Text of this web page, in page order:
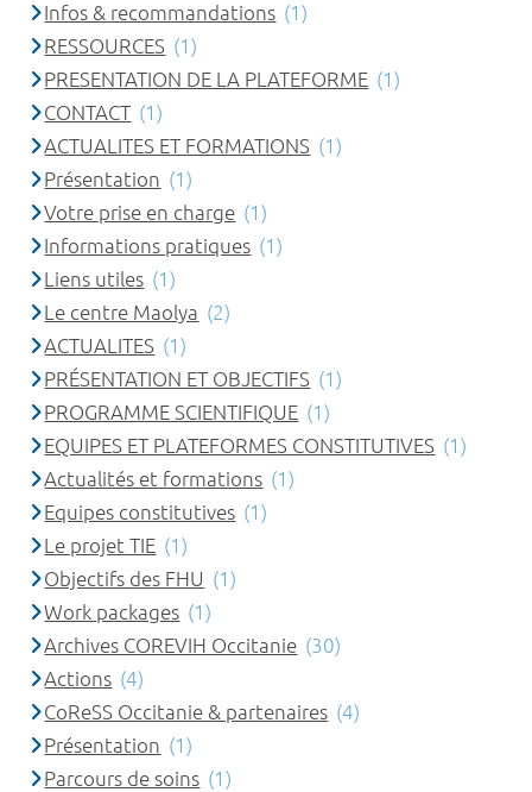
Infos & recommandations (1)
RESSOURCES (1)
PRESENTATION DE LA PLATEFORME (1)
CONTACT (1)
ACTUALITES ET FORMATIONS (1)
Présentation (1)
Votre prise en charge (1)
Informations pratiques (1)
Liens utiles (1)
Le centre Maolya (2)
ACTUALITES (1)
PRÉSENTATION ET OBJECTIFS (1)
PROGRAMME SCIENTIFIQUE (1)
EQUIPES ET PLATEFORMES CONSTITUTIVES (1)
Actualités et formations (1)
Equipes constitutives (1)
Le projet TIE (1)
Objectifs des FHU (1)
Work packages (1)
Archives COREVIH Occitanie (30)
Actions (4)
CoReSS Occitanie & partenaires (4)
Présentation (1)
Parcours de soins (1)